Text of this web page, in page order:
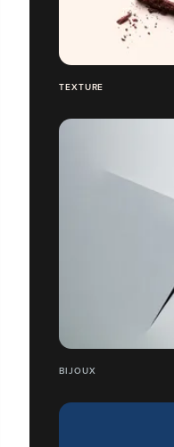
TEXTURE
BIJOUX